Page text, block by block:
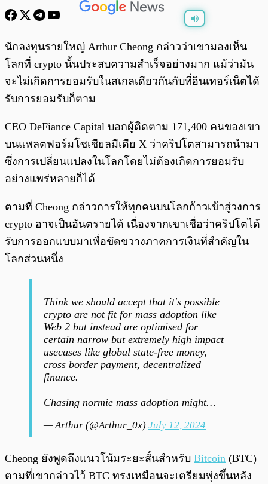
0:00
นักลงทุนรายใหญ่ Arthur Cheong กล่าวว่าเขามองเห็น
โลกที่ crypto นั้นประสบความสำเร็จอย่างมาก แม้ว่ามัน
จะไม่เกิดการยอมรับในสเกลเดียวกันกับที่อินเทอร์เน็ตได้
รับการยอมรับก็ตาม
CEO DeFiance Capital บอกผู้ติดตาม 171,400 คนของเขา
บนแพลตฟอร์มโซเชียลมีเดีย X ว่าคริปโตสามารถนำมา
ซึ่งการเปลี่ยนแปลงในโลกโดยไม่ต้องเกิดการยอมรับ
อย่างแพร่หลายก็ได้
ตามที่ Cheong กล่าวการให้ทุกคนบนโลกก้าวเข้าสู่วงการ
crypto อาจเป็นอันตรายได้ เนื่องจากเขาเชื่อว่าคริปโตได้
รับการออกแบบมาเพื่อขัดขวางภาคการเงินที่สำคัญใน
โลกส่วนหนึ่ง
Think we should accept that it's possible
crypto are not fit for mass adoption like
Web 2 but instead are optimised for
certain narrow but extremely high impact
usecases like global state-free money,
cross border payment, decentralized
finance.
Chasing normie mass adoption might…
— Arthur (@Arthur_0x) July 12, 2024
Cheong ยังพูดถึงแนวโน้มระยะสั้นสำหรับ Bitcoin (BTC)
ตามที่เขากล่าวไว้ BTC ทรงเหมือนจะเตรียมพุ่งขึ้นหลัง